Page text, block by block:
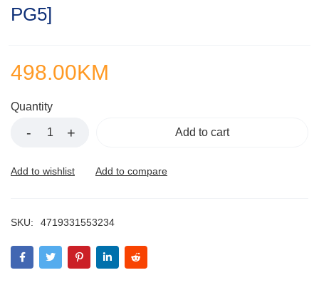
PG5]
498.00KM
Quantity
Add to cart
SKU: 4719331553234